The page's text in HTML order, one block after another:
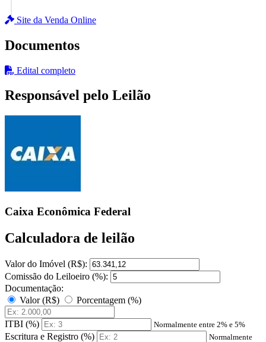
Site da Venda Online
Documentos
Edital completo
Responsável pelo Leilão
Caixa Econômica Federal
Calculadora de leilão
Valor do Imóvel (R$):
Comissão do Leiloeiro (%):
Documentação:
Valor (R$)
Porcentagem (%)
ITBI (%) Normalmente entre 2% e 5%
Escritura e Registro (%)
Normalmente